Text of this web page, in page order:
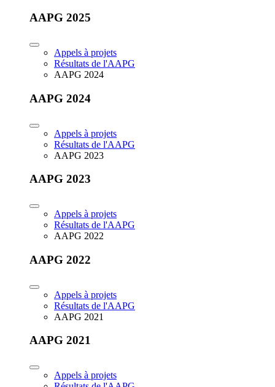
AAPG 2025
Appels à projets
Résultats de l'AAPG
AAPG 2024
AAPG 2024
Appels à projets
Résultats de l'AAPG
AAPG 2023
AAPG 2023
Appels à projets
Résultats de l'AAPG
AAPG 2022
AAPG 2022
Appels à projets
Résultats de l'AAPG
AAPG 2021
AAPG 2021
Appels à projets